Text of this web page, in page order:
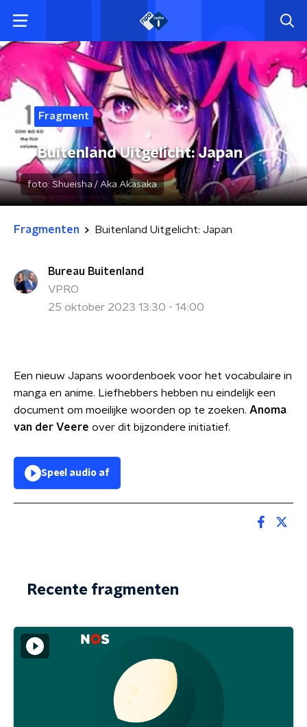
Fragment
Buitenland Uitgelicht: Japan
foto: Shueisha / Aka Akasaka
Fragmenten Buitenland Uitgelicht: Japan
Bureau Buitenland
VPRO
25 oktober 2023 13:30 - 14:00
Een nieuw Japans woordenboek voor het vocabulaire in
manga en anime. Liefhebbers hebben nu eindelijk een
document om moeilijke woorden op te zoeken. Anoma
van der Veere over dit bijzondere initiatief.
Speel audio af
Recente fragmenten